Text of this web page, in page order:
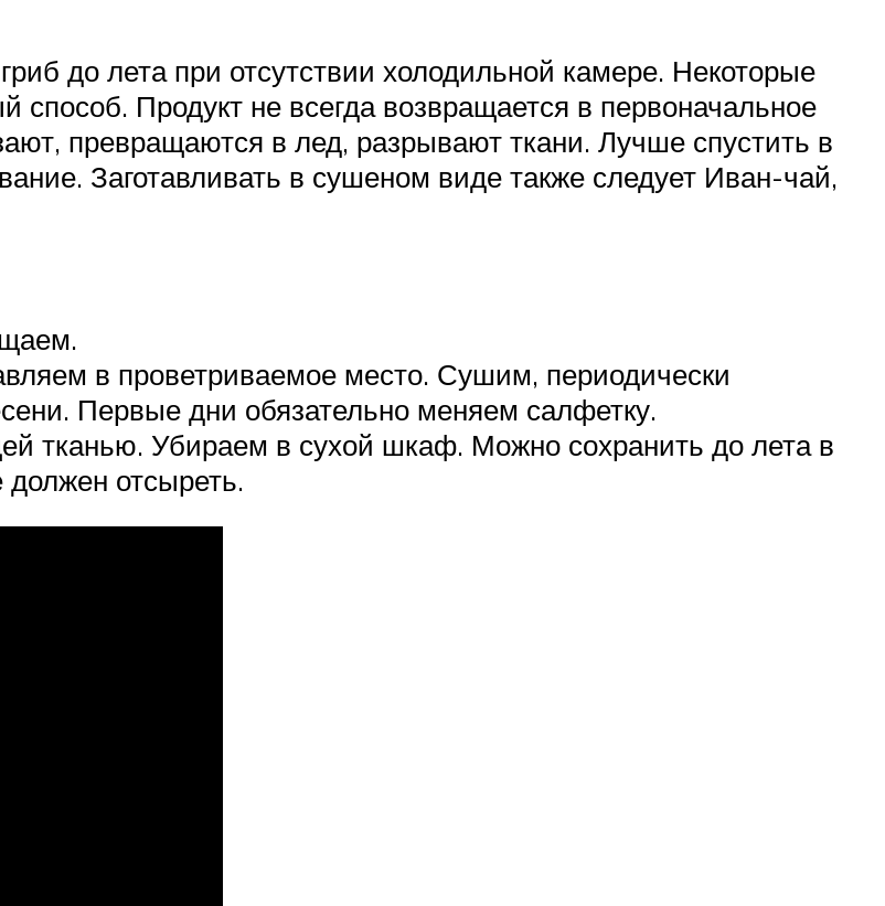
до лета при отсутствии холодильной камере. Некоторые
Продукт не всегда возвращается в первоначальное
превращаются в лед, разрывают ткани. Лучше спустить в
Заготавливать в сушеном виде также следует Иван-чай,
в проветриваемое место. Сушим, периодически
Первые дни обязательно меняем салфетку.
тканью. Убираем в сухой шкаф. Можно сохранить до лета в
должен отсыреть.